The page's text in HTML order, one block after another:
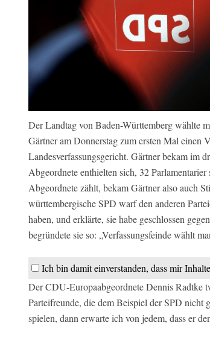
Der Landtag von Baden-Württemberg wählte
Gärtner am Donnerstag zum ersten Mal einen
Landesverfassungsgericht. Gärtner bekam im
Abgeordnete enthielten sich, 32
Abgeordnete zählt, bekam Gärtner also auch
württembergische SPD warf den anderen
haben, und erklärte, sie habe geschlossen
begründete sie so: „Verfassungsfeinde wählt
Ich bin damit einverstanden, dass mir
Der CDU-Europaabgeordnete Dennis Radtke
Parteifreunde, die dem Beispiel der SPD nicht
spielen, dann erwarte ich von jedem, dass er